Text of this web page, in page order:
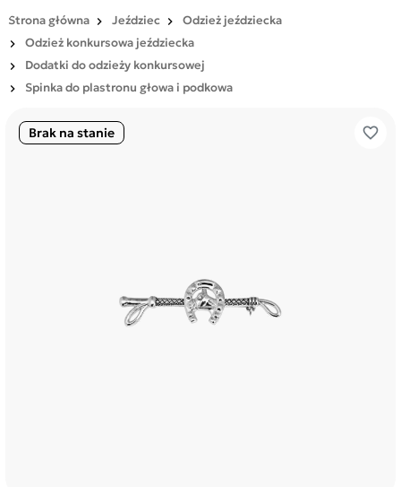
Strona główna Jeździec
Odzież jeździecka
Odzież konkursowa jeździecka
Dodatki do odzieży konkursowej
Spinka do plastronu głowa i podkowa
Brak na stanie favorite_border